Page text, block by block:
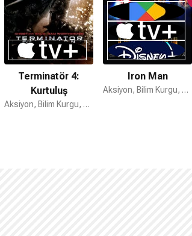
Terminatör 4:
Kurtuluş
Aksiyon, Bilim Kurgu, Gerilim
Iron Man
Aksiyon, Bilim Kurgu, Macera